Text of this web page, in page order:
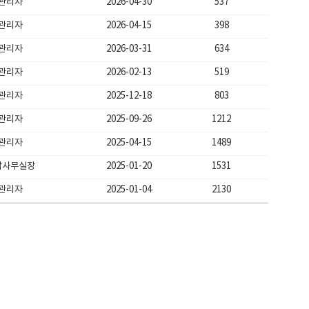
리자 2026-04-15 398
리자 2026-03-31 634
리자 2026-02-13 519
리자 2025-12-18 803
리자 2025-09-26 1212
리자 2025-04-15 1489
사무실장 2025-01-20 1531
리자 2025-01-04 2130